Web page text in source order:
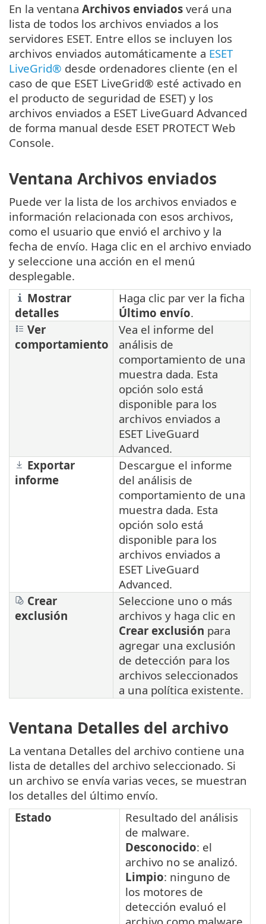
En la ventana Archivos enviados verá una
lista de todos los archivos enviados a los
servidores ESET. Entre ellos se incluyen los
archivos enviados automáticamente a ESET
LiveGrid® desde ordenadores cliente (en el
caso de que ESET LiveGrid® esté activado en
el producto de seguridad de ESET) y los
archivos enviados a ESET LiveGuard Advanced
de forma manual desde ESET PROTECT Web
Console.
Ventana Archivos enviados
Puede ver la lista de los archivos enviados e
información relacionada con esos archivos,
como el usuario que envió el archivo y la
fecha de envío. Haga clic en el archivo enviado
y seleccione una acción en el menú
desplegable.
Mostrar
detalles
Haga clic par ver la ficha
Último envío.
Ver
comportamiento
Vea el informe del
análisis de
comportamiento de una
muestra dada. Esta
opción solo está
disponible para los
archivos enviados a
ESET LiveGuard
Advanced.
Exportar
informe
Descargue el informe
del análisis de
comportamiento de una
muestra dada. Esta
opción solo está
disponible para los
archivos enviados a
ESET LiveGuard
Advanced.
Crear
exclusión
Seleccione uno o más
archivos y haga clic en
Crear exclusión para
agregar una exclusión
de detección para los
archivos seleccionados
a una política existente.
Ventana Detalles del archivo
La ventana Detalles del archivo contiene una
lista de detalles del archivo seleccionado. Si
un archivo se envía varias veces, se muestran
los detalles del último envío.
Estado
Resultado del análisis
de malware.
Desconocido: el
archivo no se analizó.
Limpio: ninguno de
los motores de
detección evaluó el